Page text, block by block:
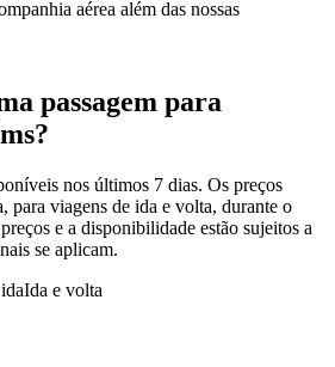
aérea além das nossas
passagem para
nos últimos 7 dias. Os preços
para viagens de ida e volta, durante o
e a disponibilidade estão sujeitos a
se aplicam.
Ida e volta